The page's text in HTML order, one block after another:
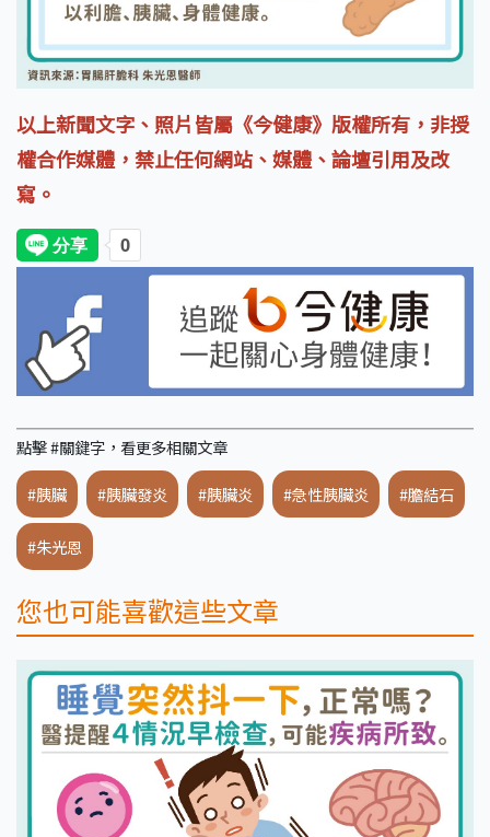
以上新聞文字、照片皆屬《今健康》版權所有，非授
權合作媒體，禁止任何網站、媒體、論壇引用及改
寫。
點擊 #關鍵字，看更多相關文章
#胰臟 #胰臟發炎 #胰臟炎 #急性胰臟炎 #膽結石
#朱光恩
您也可能喜歡這些文章